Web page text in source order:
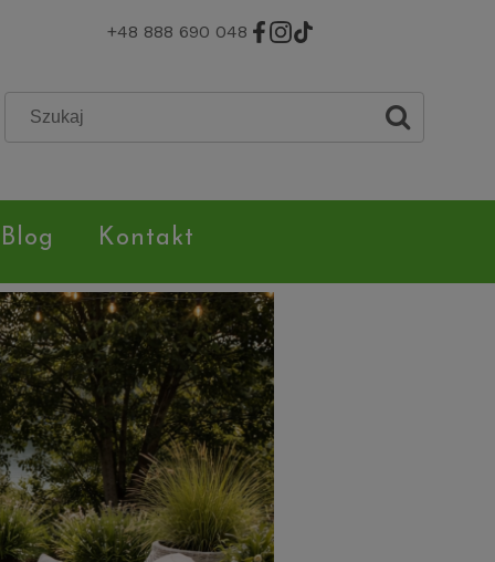
+48 888 690 048
Blog Kontakt